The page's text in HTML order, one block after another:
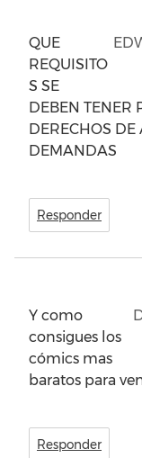
QUE
REQUISITO
S SE
DEBEN TENER
DERECHOS DE
DEMANDAS
Responder
Y como
consigues los
cómics mas
baratos para
Responder